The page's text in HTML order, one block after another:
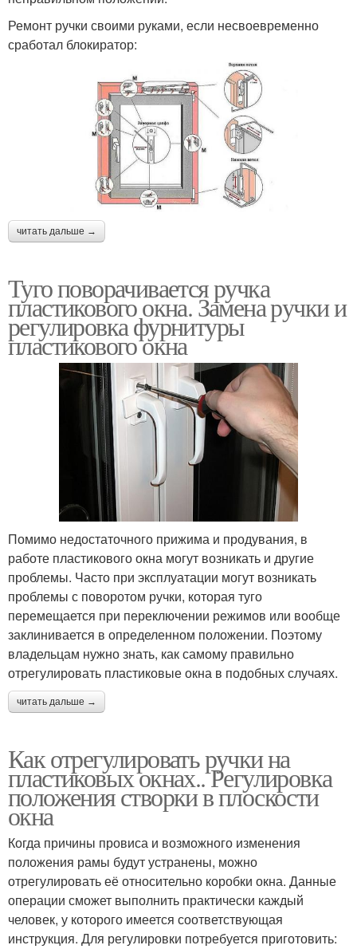
Ремонт ручки своими руками, если несвоевременно
сработал блокиратор:
читать дальше →
Туго поворачивается ручка
пластикового окна. Замена ручки и
регулировка фурнитуры
пластикового окна
Помимо недостаточного прижима и продувания, в
работе пластикового окна могут возникать и другие
проблемы. Часто при эксплуатации могут возникать
проблемы с поворотом ручки, которая туго
перемещается при переключении режимов или вообще
заклинивается в определенном положении. Поэтому
владельцам нужно знать, как самому правильно
отрегулировать пластиковые окна в подобных случаях.
читать дальше →
Как отрегулировать ручки на
пластиковых окнах.. Регулировка
положения створки в плоскости
окна
Когда причины провиса и возможного изменения
положения рамы будут устранены, можно
отрегулировать её относительно коробки окна. Данные
операции сможет выполнить практически каждый
человек, у которого имеется соответствующая
инструкция. Для регулировки потребуется приготовить: